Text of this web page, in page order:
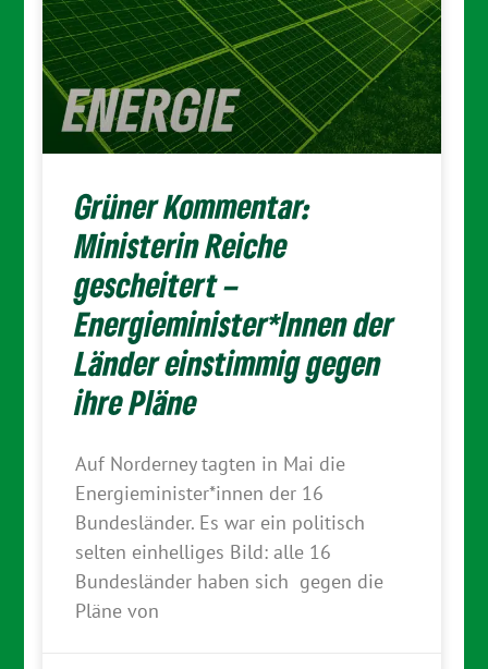
Grüner Kommentar:
Ministerin Reiche
gescheitert –
Energieminister*Innen der
Länder einstimmig gegen
ihre Pläne
Auf Norderney tagten in Mai die
Energieminister*innen der 16
Bundesländer. Es war ein politisch
selten einhelliges Bild: alle 16
Bundesländer haben sich gegen die
Pläne von